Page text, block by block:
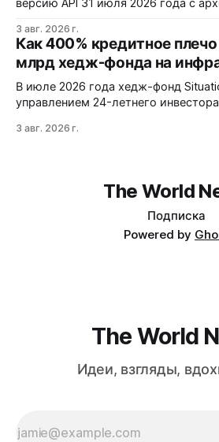
версию API 31 июля 2026 года с
1M токенов. При типичной агентной
обходится в $0,0096 за запуск
Opus 4.8, но уступает в задачах с
3 авг. 2026 г.
Как 400% кредитное
млрд хедж-фонда на
В июле 2026 года хедж-фонд
управлением 24-летнего
потеряв $30 млрд за месяц.
3 авг. 2026 г.
The World
Подписка
Powered by
The World
Идеи, взгляды,